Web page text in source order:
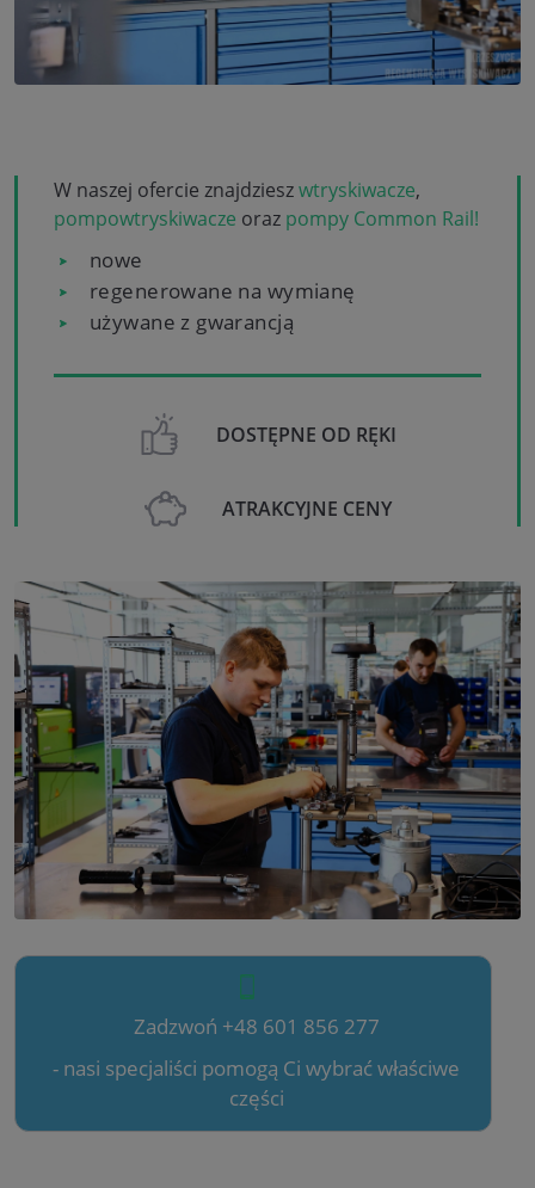
W naszej ofercie znajdzieszwtryskiwacze,
pompowtryskiwacze oraz pompy Common Rail!
nowe
regenerowane na wymianę
używane z gwarancją
DOSTĘPNE OD RĘKI
ATRAKCYJNE CENY
Zadzwoń +48 601 856 277
- nasi specjaliści pomogą Ci wybrać właściwe
części